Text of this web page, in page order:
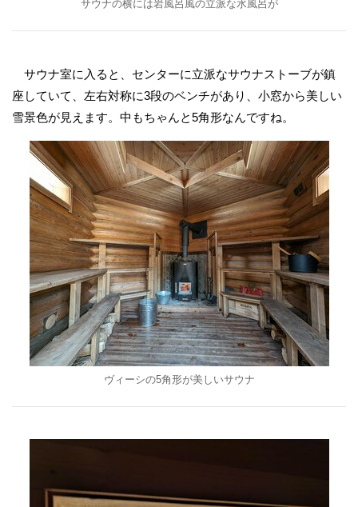
サウナの横には岩風呂風の立派な水風呂が
サウナ室に入ると、センターに立派なサウナストーブが鎮
座していて、左右対称に3段のベンチがあり、小窓から美しい
雪景色が見えます。中もちゃんと5角形なんですね。
ヴィーシの5角形が美しいサウナ